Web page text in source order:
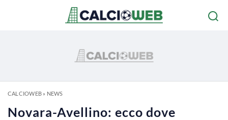
CALCIOWEB» NEWS
Novara-Avellino: ecco dove